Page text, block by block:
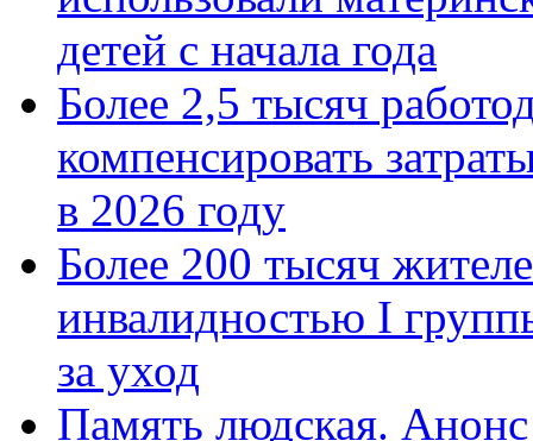
детей с начала года
Более 2,5 тысяч
компенсировать
в 2026 году
Более 200 тысяч
инвалидностью I
за уход
Память людская.